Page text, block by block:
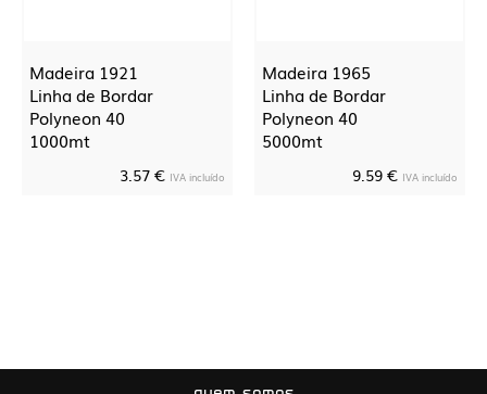
Madeira 1921
Linha de Bordar
Polyneon 40
1000mt
3.57 € IVA incluído
Madeira 1965
Linha de Bordar
Polyneon 40
5000mt
9.59 € IVA incluído